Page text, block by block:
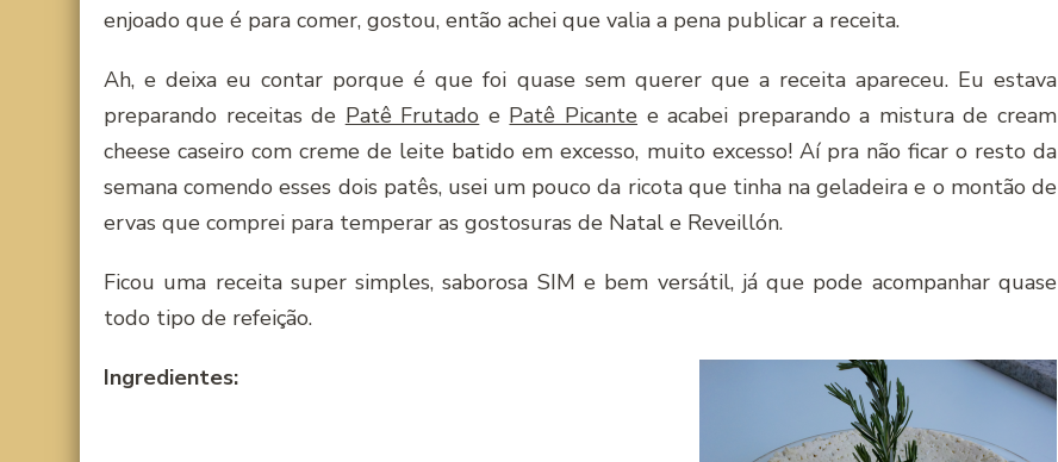
enjoado que é para comer, gostou, então achei que valia a pena publicar a receita.
Ah, e deixa eu contar porque é que foi quase sem querer que a receita apareceu. Eu estava
preparando receitas de Patê Frutado e Patê Picante e acabei preparando a mistura de cream
cheese caseiro com creme de leite batido em excesso, muito excesso! Aí pra não ficar o resto da
semana comendo esses dois patês, usei um pouco da ricota que tinha na geladeira e o montão de
ervas que comprei para temperar as gostosuras de Natal e Reveillón.
Ficou uma receita super simples, saborosa SIM e bem versátil, já que pode acompanhar quase
todo tipo de refeição.
Ingredientes: